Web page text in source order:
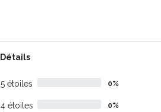
Détails
5 étoiles 0%
4 étoiles 0%